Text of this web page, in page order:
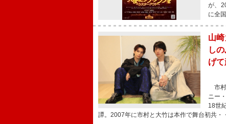
が、
に全
山
し
げ
市村
ニー
18世
譚。2007年に市村と大竹は本作で舞台初共・